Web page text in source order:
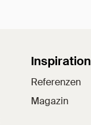
Inspiration
Referenzen
Magazin